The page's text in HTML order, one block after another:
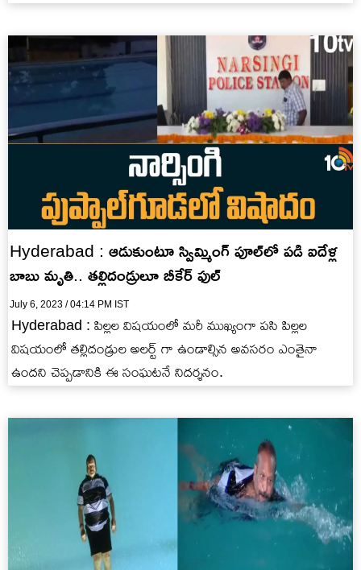
Hyderabad : ఆడుకుంటూ స్విమ్మింగ్ పూల్‌లో పడి ఐదేళ్ల
బాబు మృతి.. తల్లిదండ్రులూ బీకేర్ ఫుల్
July 6, 2023 / 04:14 PM IST
Hyderabad : పిల్లల విషయంలో మరీ ముఖ్యంగా పసి పిల్లల
విషయంలో తల్లిదండ్రుల అలర్ట్ గా ఉండాల్సిన అవసరం ఎంతైనా
ఉందని చెప్పడానికి ఈ సంఘటనే నిదర్శనం.